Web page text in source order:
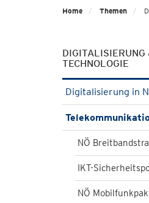
Home Themen
DIGITALISIERUNG
TECHNOLOGIE
Digitalisierung in
NÖ
IKT-
NÖ